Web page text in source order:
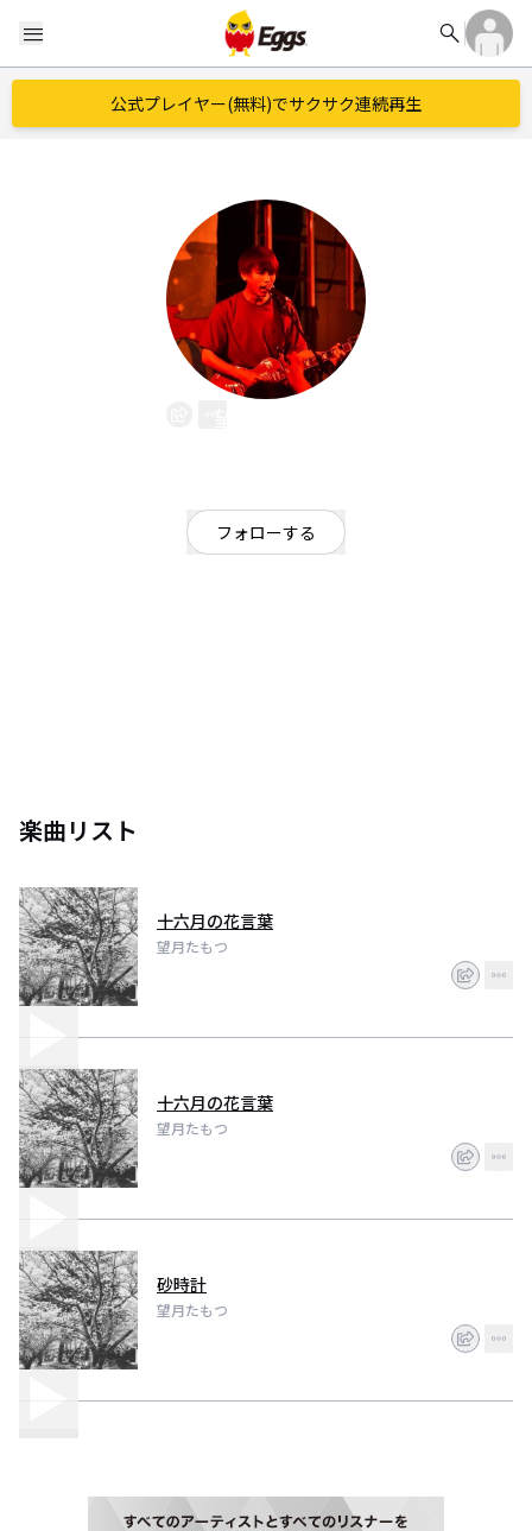
menu search
公式プレイヤー(無料)でサクサク連続再生
フォローする
楽曲リスト
十六月の花言葉
望月たもつ
十六月の花言葉
望月たもつ
砂時計
望月たもつ